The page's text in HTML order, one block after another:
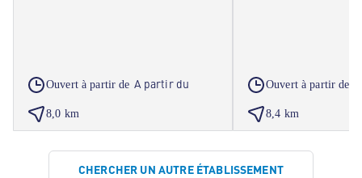
Ouvert à partir de A partir du
8,0 km
Ouvert à partir de
8,4 km
CHERCHER UN AUTRE ÉTABLISSEMENT